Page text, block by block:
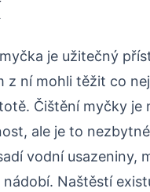
je užitečný
z ní mohli těžit co
Čištění myčky je
ale je to
vodní usazeniny,
Naštěstí